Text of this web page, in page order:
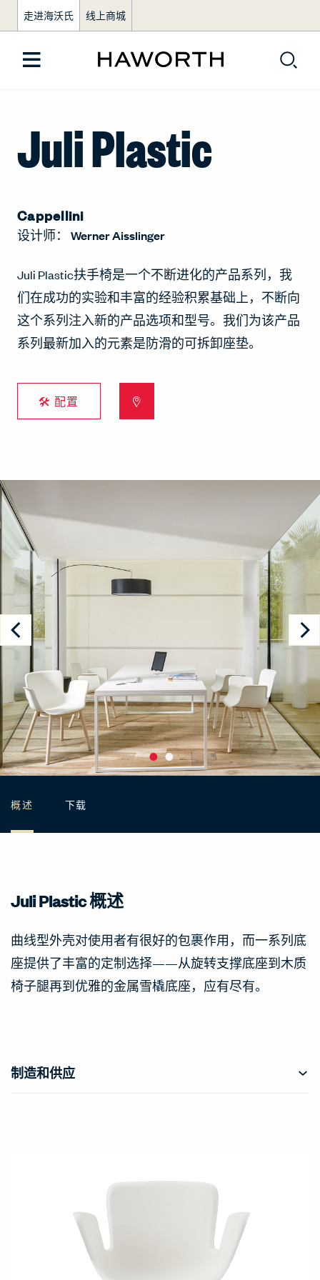
走进海沃氏 线上商城
Juli Plastic
Cappellini
设计师： Werner Aisslinger
Juli Plastic扶手椅是一个不断进化的产品系列，我
们在成功的实验和丰富的经验积累基础上，不断向
这个系列注入新的产品选项和型号。我们为该产品
系列最新加入的元素是防滑的可拆卸座垫。
🛠 配置
概述 下载
Juli Plastic 概述
曲线型外壳对使用者有很好的包裹作用，而一系列底
座提供了丰富的定制选择——从旋转支撑底座到木质
椅子腿再到优雅的金属雪橇底座，应有尽有。
制造和供应